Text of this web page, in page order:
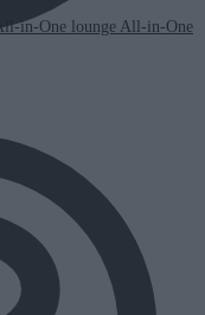
All-in-One